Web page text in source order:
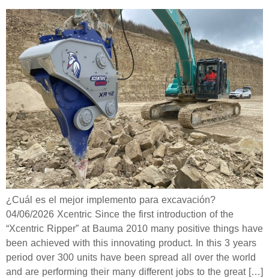
¿Cuál es el mejor implemento para excavación?
04/06/2026 Xcentric Since the first introduction of the
“Xcentric Ripper” at Bauma 2010 many positive things have
been achieved with this innovating product. In this 3 years
period over 300 units have been spread all over the world
and are performing their many different jobs to the great […]